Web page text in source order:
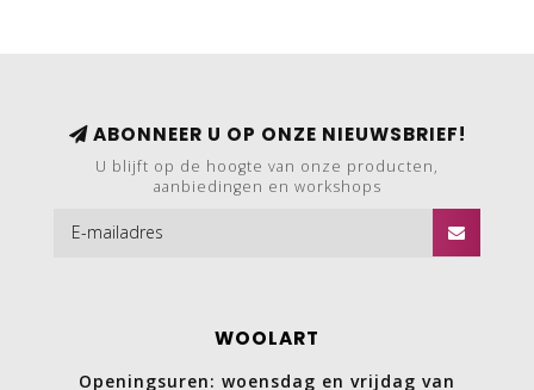
ABONNEER U OP ONZE NIEUWSBRIEF!
U blijft op de hoogte van onze producten,
aanbiedingen en workshops
WOOLART
Openingsuren: woensdag en vrijdag van